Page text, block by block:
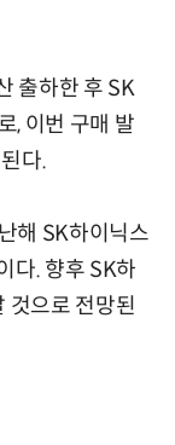
출하한 후 SK
, 이번 구매 발
다.
해 SK하이닉스
다. 향후 SK하
것으로 전망된